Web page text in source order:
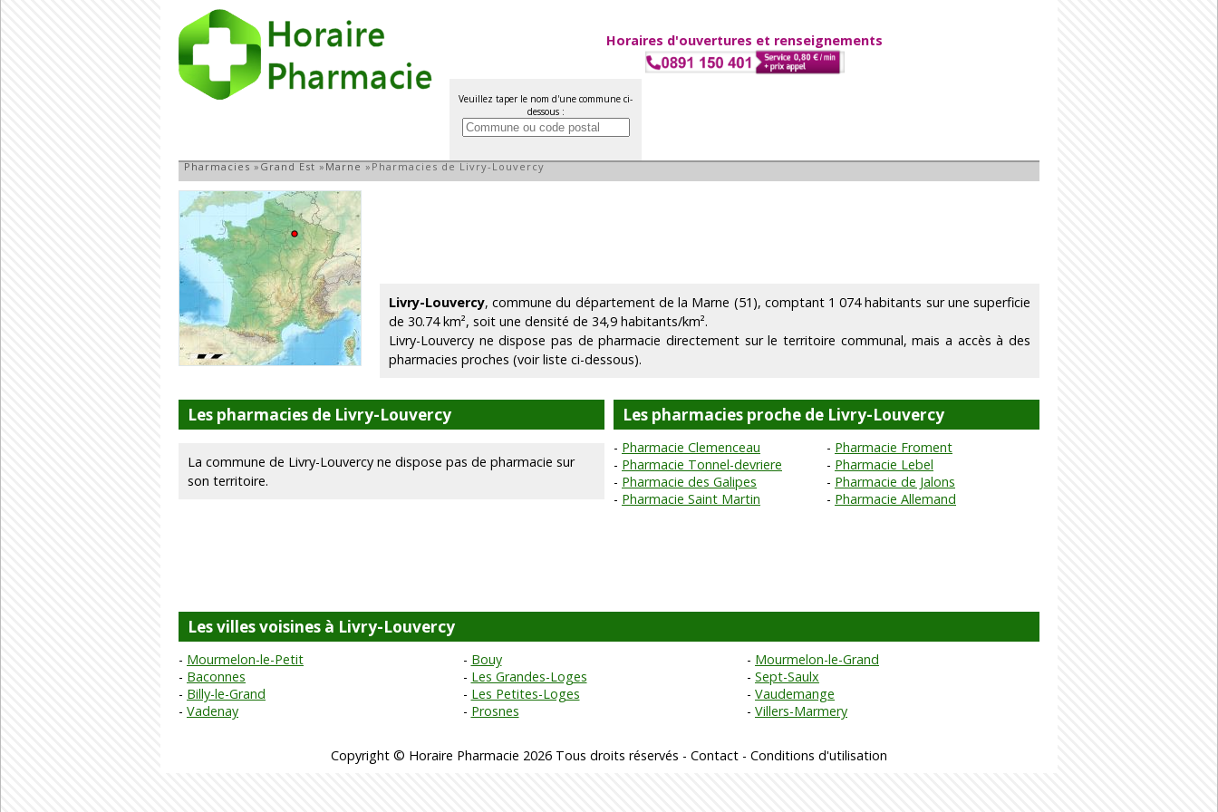
Horaires d'ouvertures et renseignements
Veuillez taper le nom d'une commune ci-
dessous :
Pharmacie à Livry-Louvercy
Pharmacies»Grand Est»Marne»Pharmacies de Livry-Louvercy
Livry-Louvercy, commune du département de la Marne (51), comptant 1 074 habitants sur une superficie
de 30.74 km², soit une densité de 34,9 habitants/km².
Livry-Louvercy ne dispose pas de pharmacie directement sur le territoire communal, mais a accès à des
pharmacies proches (voir liste ci-dessous).
Les pharmacies de Livry-Louvercy
La commune de Livry-Louvercy ne dispose pas de pharmacie sur
son territoire.
Les pharmacies proche de Livry-Louvercy
Pharmacie Clemenceau
Pharmacie Froment
Pharmacie Tonnel-devriere
Pharmacie Lebel
Pharmacie des Galipes
Pharmacie de Jalons
Pharmacie Saint Martin
Pharmacie Allemand
Les villes voisines à Livry-Louvercy
Mourmelon-le-Petit Bouy
Mourmelon-le-Grand
Baconnes
Les Grandes-Loges
Sept-Saulx
Billy-le-Grand
Les Petites-Loges
Vaudemange
Vadenay
Prosnes Villers-Marmery
Copyright © Horaire Pharmacie 2026 Tous droits réservés - Contact - Conditions d'utilisation